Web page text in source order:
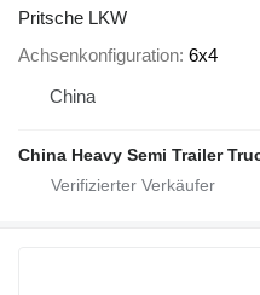
Pritsche LKW
Achsenkonfiguration 6x4
China
China Heavy Semi Trailer